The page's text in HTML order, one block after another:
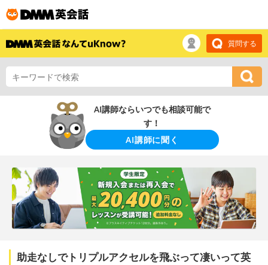
質問する
AI講師ならいつでも相談可能で
す！
AI講師に聞く
助走なしでトリプルアクセルを飛ぶって凄いって英